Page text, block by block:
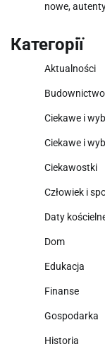
nowe,
Категорії
Aktualności
Ciekawe i
Ciekawe i
Ciekawostki
Człowiek i
Daty
Dom
Edukacja
Finanse
Gospodarka
Historia